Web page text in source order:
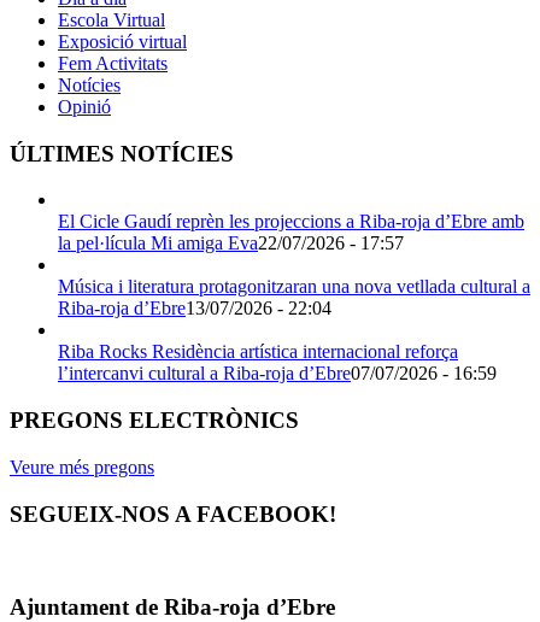
Escola Virtual
Exposició virtual
Fem Activitats
Notícies
Opinió
ÚLTIMES NOTÍCIES
El Cicle Gaudí reprèn les projeccions a Riba-roja d’Ebre amb
la pel·lícula Mi amiga Eva22/07/2026 - 17:57
Música i literatura protagonitzaran una nova vetllada cultural a
Riba-roja d’Ebre13/07/2026 - 22:04
Riba Rocks Residència artística internacional reforça
l’intercanvi cultural a Riba-roja d’Ebre07/07/2026 - 16:59
PREGONS ELECTRÒNICS
Veure més pregons
SEGUEIX-NOS A FACEBOOK!
Ajuntament de Riba-roja d’Ebre